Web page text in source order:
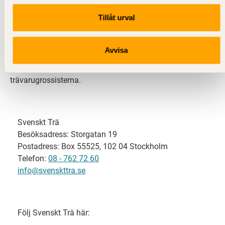
Tillåt urval
Avvisa
Svenskt Trä representerar svensk sågverksindustri
och är en del av branschorganisationen
svensk limträ-, KL-trä- och förpackningsindustri samt
trävarugrossisterna.
Svenskt Trä
Besöksadress: Storgatan 19
Postadress: Box 55525, 102 04 Stockholm
Telefon: 08 - 762 72 60
info@svenskttra.se
Följ Svenskt Trä här: